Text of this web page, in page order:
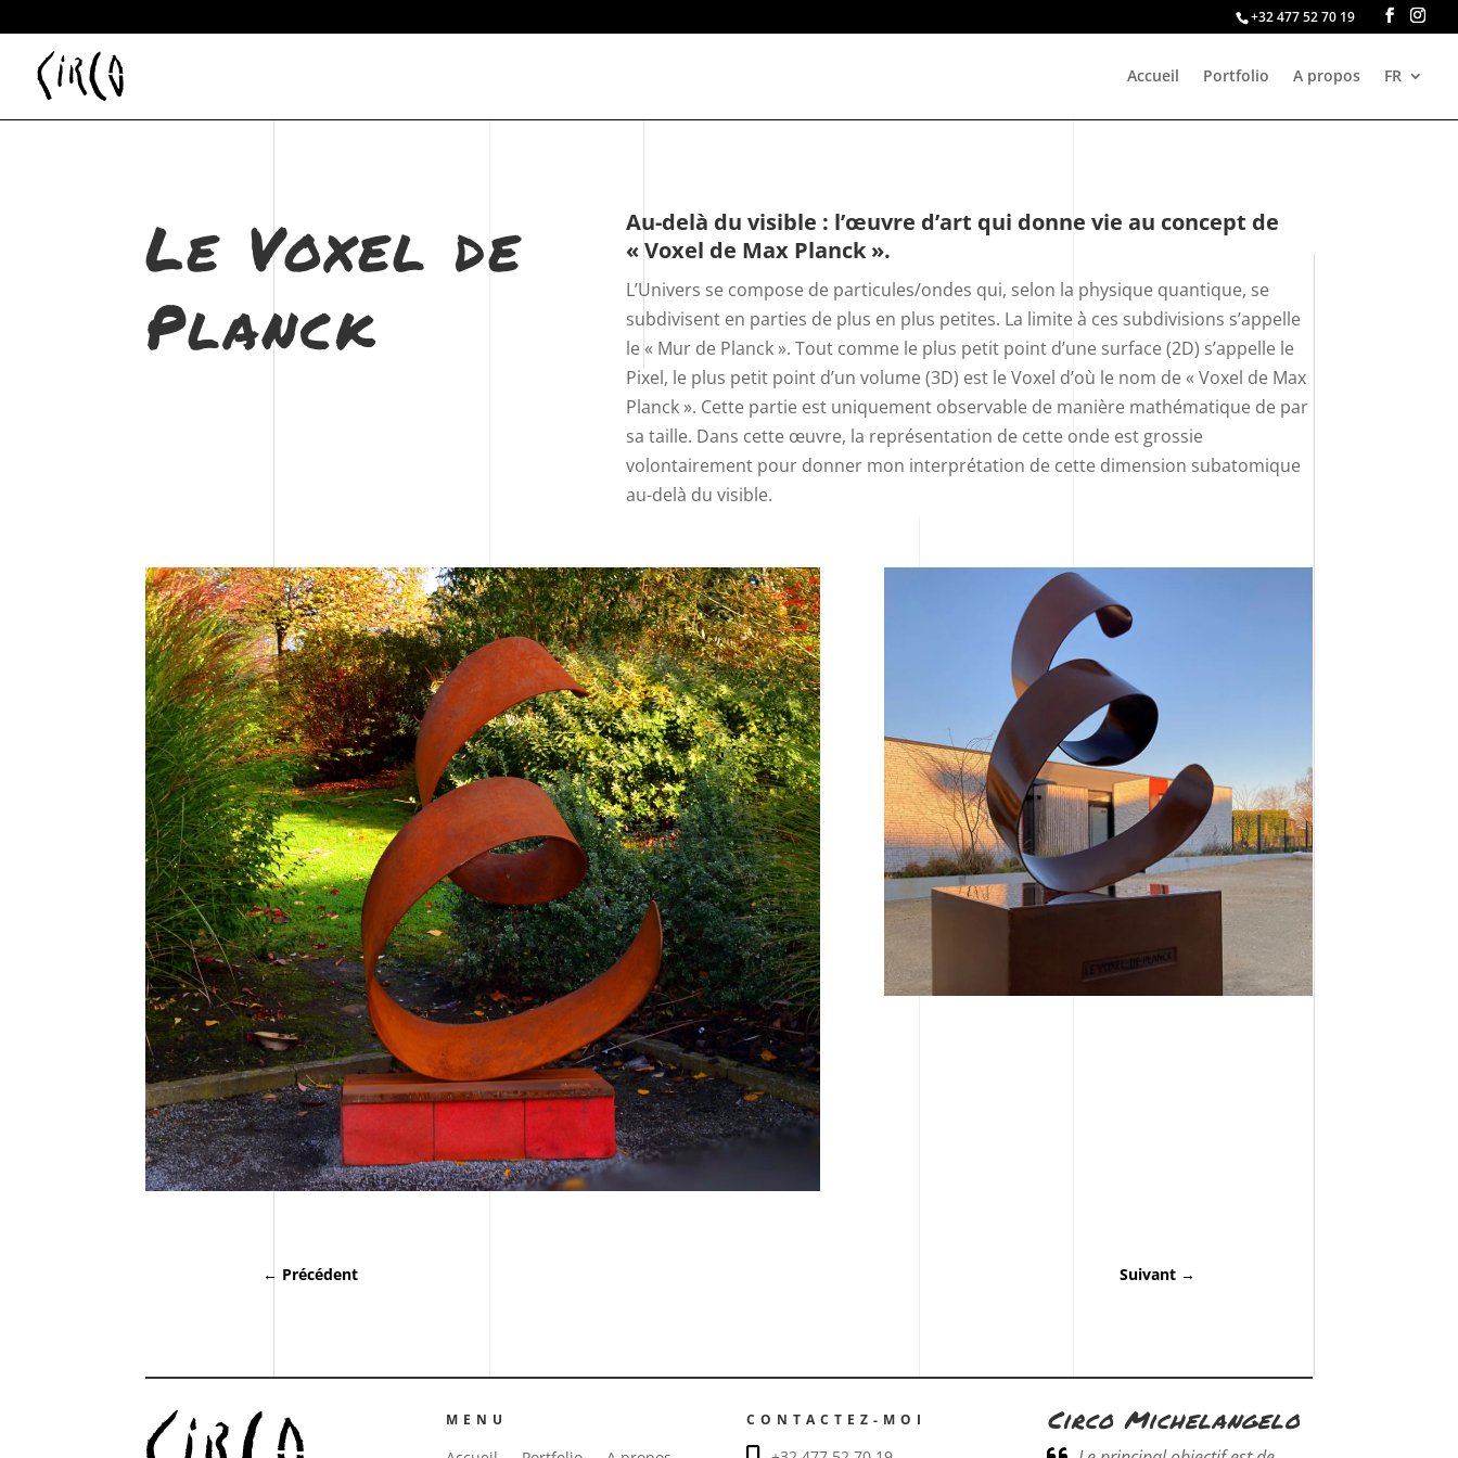
+32 477 52 70 19
Accueil Portfolio A propos FR
Le Voxel de
Planck
Au-delà du visible : l’œuvre d’art qui donne vie au concept de
« Voxel de Max Planck ».
L’Univers se compose de particules/ondes qui, selon la physique quantique, se
subdivisent en parties de plus en plus petites. La limite à ces subdivisions s’appelle
le « Mur de Planck ». Tout comme le plus petit point d’une surface (2D) s’appelle le
Pixel, le plus petit point d’un volume (3D) est le Voxel d’où le nom de « Voxel de Max
Planck ». Cette partie est uniquement observable de manière mathématique de par
sa taille. Dans cette œuvre, la représentation de cette onde est grossie
volontairement pour donner mon interprétation de cette dimension subatomique
au-delà du visible.
← Précédent Suivant →
MENU CONTACTEZ-MOI Circo Michelangelo